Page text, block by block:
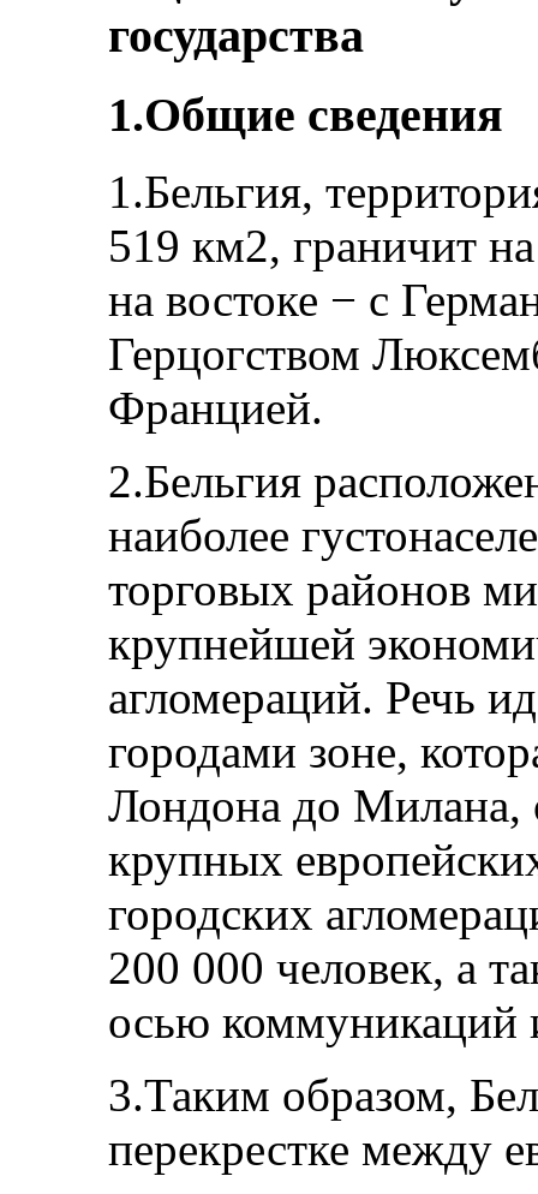
государства
1.Общие сведения
1.Бельгия,
519 км2, граничит
на востоке − с
Герцогством
Францией.
2.Бельгия
наиболее
торговых районов
крупнейшей
агломераций. Речь
городами зоне,
Лондона до Милана,
крупных
городских
200 000 человек, а
осью коммуникаций
3.Таким образом,
перекрестке между